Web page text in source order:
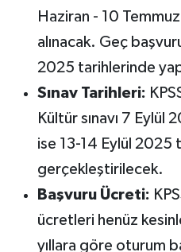
Haziran - 10
alınacak. Geç
2025 tarihlerinde
Sınav Tarihleri:
Kültür sınavı 7 Eylül
ise 13-14 Eylül 2025
gerçekleştirilecek.
Başvuru Ücreti:
ücretleri henüz
yıllara göre oturum